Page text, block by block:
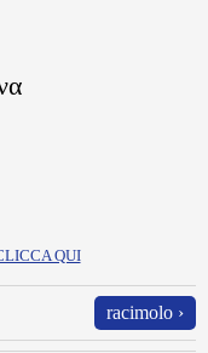
QUI
racimolo ›